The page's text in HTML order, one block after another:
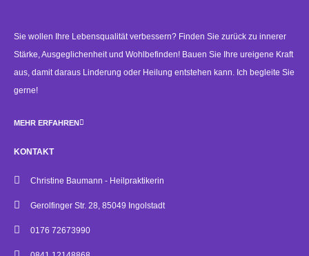
Sie wollen Ihre Lebensqualität verbessern? Finden Sie zurück zu innerer
Stärke, Ausgeglichenheit und Wohlbefinden! Bauen Sie Ihre ureigene Kraft
aus, damit daraus Linderung oder Heilung entstehen kann. Ich begleite Sie
gerne!
MEHR ERFAHREN
KONTAKT
Christine Baumann - Heilpraktikerin
Gerolfinger Str. 28, 85049 Ingolstadt
0176 72673990